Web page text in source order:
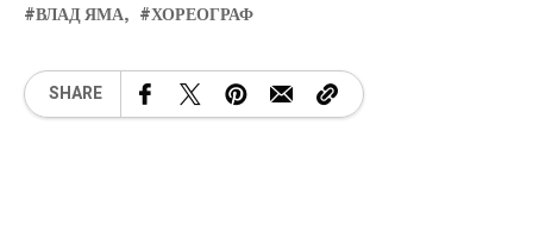
ВЛАД ЯМА ХОРЕОГРАФ
SHARE